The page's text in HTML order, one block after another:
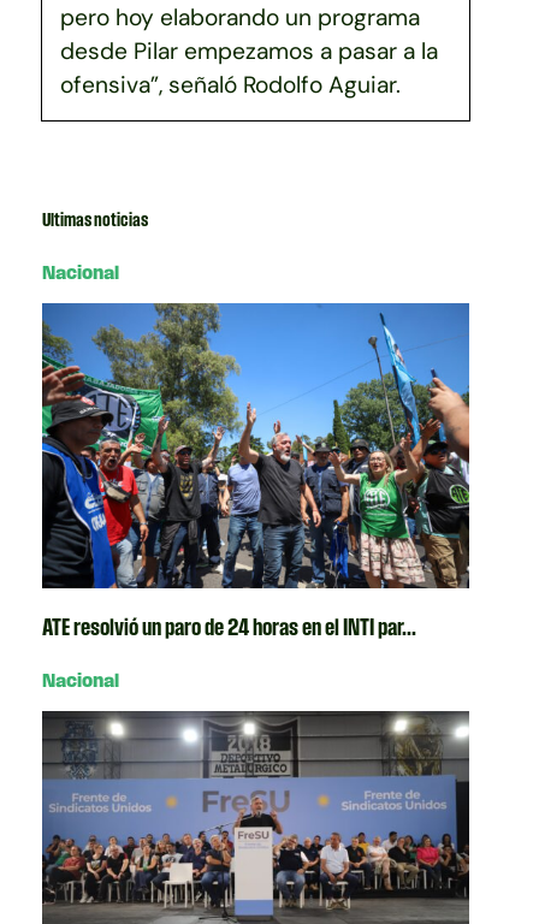
pero hoy elaborando un programa
desde Pilar empezamos a pasar a la
ofensiva”, señaló Rodolfo Aguiar.
Ultimas noticias
Nacional
ATE resolvió un paro de 24 horas en el INTI par...
Nacional